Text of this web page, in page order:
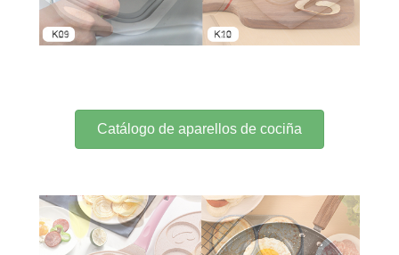
Catálogo de aparellos de cociña